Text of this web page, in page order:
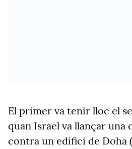
El primer va tenir lloc el
quan Israel va llançar una
contra un edifici de Doha